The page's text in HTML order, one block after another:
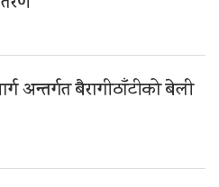
अन्तर्गत बैरागीठाँटीको बेली